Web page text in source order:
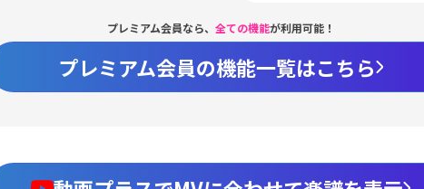
プレミアム会員なら、 全ての機能が利用可能！
プレミアム会員の機能一覧はこちら